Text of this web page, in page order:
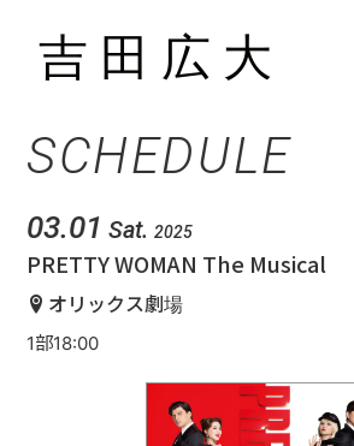
HOME
DISCOGRAPHY
SCHEDULE
03.01 Sat. 2025
PRETTY WOMAN The Musical
オリックス劇場
1部18:00